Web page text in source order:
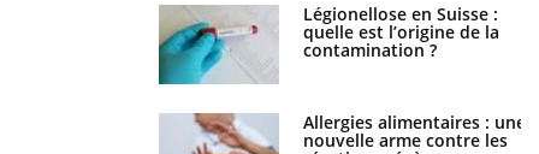
: une
Bilan prévention : ce que
les kinés pourront bientôt
faire
TDAH : quel est ce
traitement autorisé aux